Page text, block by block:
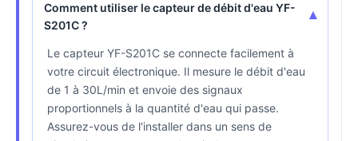
Comment utiliser le capteur de débit d'eau YF-
S201C ?
▾
Le capteur YF-S201C se connecte facilement à
votre circuit électronique. Il mesure le débit d'eau
de 1 à 30L/min et envoie des signaux
proportionnels à la quantité d'eau qui passe.
Assurez-vous de l'installer dans un sens de